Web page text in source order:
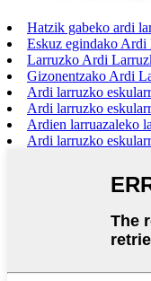
Hatzik gabeko ardi
Eskuz egindako
Larruzko Ardi
Gizonentzako Ardi
Ardi larruzko
Ardi larruzko
Ardien larruazaleko
Ardi larruzko